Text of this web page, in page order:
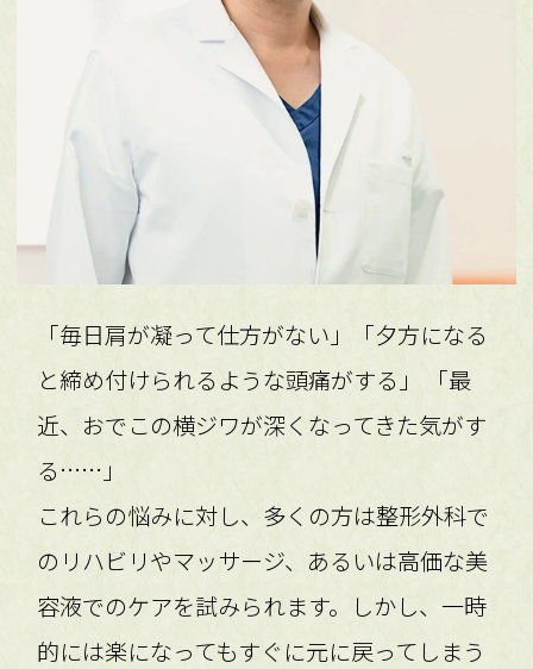
「毎日肩が凝って仕方がない」「夕方になる
と締め付けられるような頭痛がする」 「最
近、おでこの横ジワが深くなってきた気がす
る……」
これらの悩みに対し、多くの方は整形外科で
のリハビリやマッサージ、あるいは高価な美
容液でのケアを試みられます。しかし、一時
的には楽になってもすぐに元に戻ってしまう